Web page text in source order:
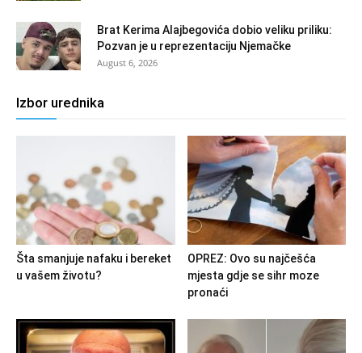
Brat Kerima Alajbegovića dobio veliku priliku:
Pozvan je u reprezentaciju Njemačke
August 6, 2026
Izbor urednika
Šta smanjuje nafaku i bereket
u vašem životu?
OPREZ: Ovo su najčešća
mjesta gdje se sihr moze
pronaći